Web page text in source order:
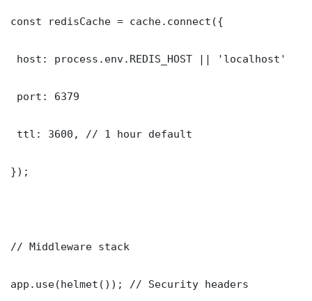
const redisCache = cache.connect({
host: process.env.REDIS_HOST || 'localhost'
port: 6379
ttl: 3600, // 1 hour default
});
// Middleware stack
app.use(helmet()); // Security headers